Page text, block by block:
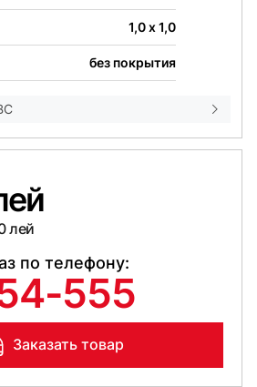
1,0 х 1,0
без покрытия
лей
по телефону:
555
Заказать товар